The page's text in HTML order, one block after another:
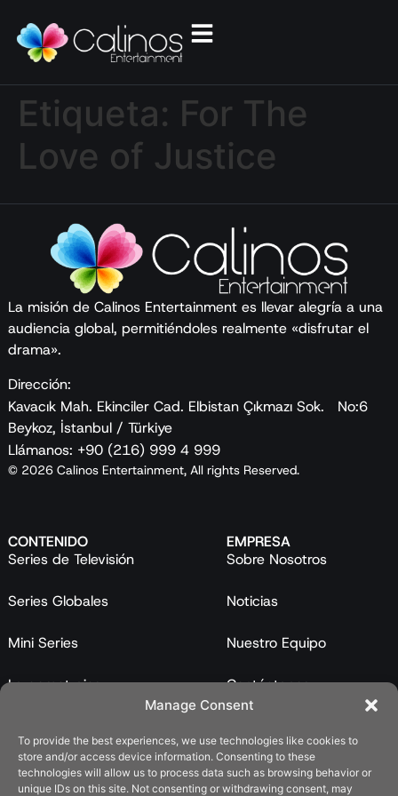
Manage Consent
To provide the best experiences, we use technologies like cookies to
store and/or access device information. Consenting to these
technologies will allow us to process data such as browsing behavior or
unique IDs on this site. Not consenting or withdrawing consent, may
Etiqueta: For The
Love of Justice
La misión de Calinos Entertainment es llevar alegría a una
audiencia global, permitiéndoles realmente «disfrutar el
drama».
Dirección:
Kavacık Mah. Ekinciler Cad. Elbistan Çıkmazı Sok. No:6
Beykoz, İstanbul / Türkiye
Llámanos: +90 (216) 999 4 999
© 2026 Calinos Entertainment, All rights Reserved.
CONTENIDO
Series de Televisión
Series Globales
Mini Series
Largometrajes
Catálogo
EMPRESA
Sobre Nosotros
Noticias
Nuestro Equipo
Contáctanos